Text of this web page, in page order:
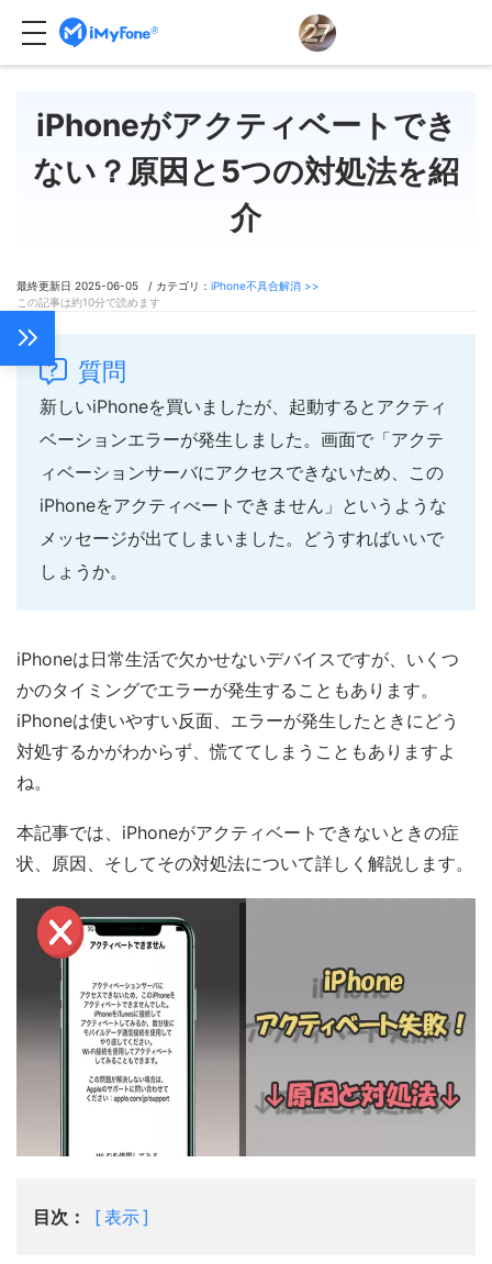
iPhoneがアクティベートでき
ない？原因と5つの対処法を紹
介
最終更新日 2025-06-05 / カテゴリ： iPhone不具合解消 >>
この記事は約10分で読めます
質問
新しいiPhoneを買いましたが、起動するとアクティ
ベーションエラーが発生しました。画面で「アクテ
ィベーションサーバにアクセスできないため、この
iPhoneをアクティべートできません」というような
メッセージが出てしまいました。どうすればいいで
しょうか。
iPhoneは日常生活で欠かせないデバイスですが、いくつ
かのタイミングでエラーが発生することもあります。
iPhoneは使いやすい反面、エラーが発生したときにどう
対処するかがわからず、慌ててしまうこともありますよ
ね。
本記事では、iPhoneがアクティベートできないときの症
状、原因、そしてその対処法について詳しく解説します。
目次： 表示